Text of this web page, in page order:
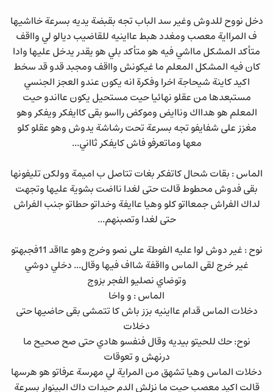
دخل نووح للدوش وغير سد الباب تجه بقبضة يديه بسرعة خااشيها
ف المرااية معصب ومغدد هبط عااينيه للقاضيب ديالو لي وااقف
متأكد المشكل مااشي فيه هو متأكد بلي هو يقدر يدخل عليها وادا
كان فيه المشكل المعلم ما غيكونش وااقف ومجبد قدو قد سخط
اكيد كاينة شيحاجة اخرا وفكرة انه يكون عندو العجز الجنسي
مستبعدها من عقلو نهائيا حيت مستحيل يكون عااندو حيت
المعلم هو هدااك وناايض وموكض رااسو بقى كاايفكر ويفكر وهو
مغزز على شفايفو تجه بسرعة تحت رشاشة يدوش وهو عقلو كلو
معها وماتعرفو فاش كايفكر ثااني...
الماس : بقات شحال كاتفكر بغات تتاصل ب اميمة وولكن تليفونها
بقى فدوش محطوط قالت حتى لغدا نااضت بشوية عليها وتجهت
لداك الفراش جمعااتو كلو وهيا عاايفة وخداتو حطاتو جنب الفراش
حتى لغدا وتصبنهم...
نوح : غير دوش لوا عليه الفوطة على نصو وخرج وهو عااقد 11فجبهتو
غير خرج لقى الماس وااقفة شااف فيها وقال... دخلي دوشي
وتوضاي نصليو الفجر بزوج
الماس : و واخا
دخلات الماس قدام عااينيه بزز باش كا تتمشى بقى حاضيها حتى
دخلات
نوح: حك للحيتو بيديه وقال فنفسو هادي حتى صح صحيح ما
درنهش و تعوقات
دخلات الماس وهيا تشهق من المراية لي مهرسة عرفاتو هو هرسها
قالت اكيد معصب حيت ما نزلش الدم حيدات داك البينوار بسرعة